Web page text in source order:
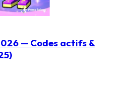
— Codes actifs &